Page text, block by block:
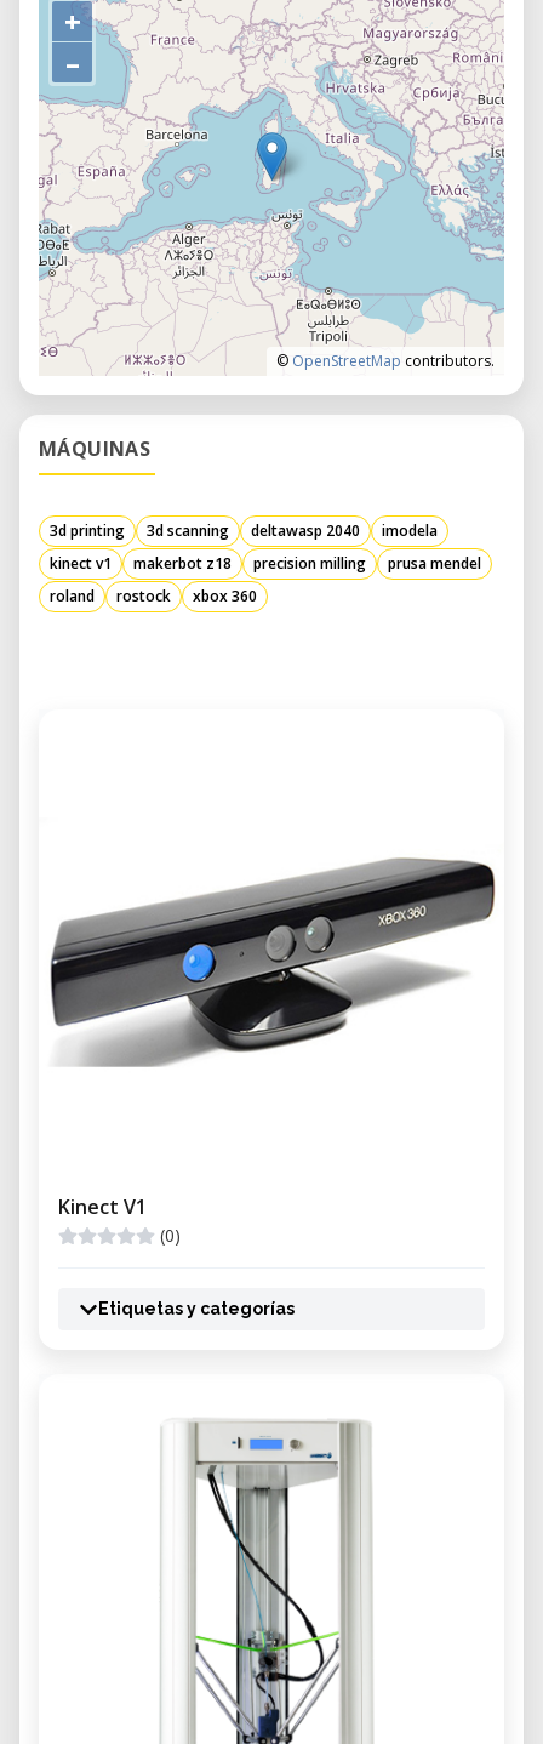
+
–
© OpenStreetMap contributors.
MÁQUINAS
3d printing 3d scanning deltawasp 2040
imodela
kinect v1
makerbot z18 precision milling
prusa mendel
roland
rostock xbox 360
Kinect V1
(0)
Etiquetas y categorías